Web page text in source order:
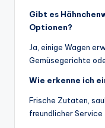
Gibt es
Optionen?
Ja, einige Wagen
Gemüsegerichte
Wie erkenne ich
Frische Zutaten,
freundlicher Service